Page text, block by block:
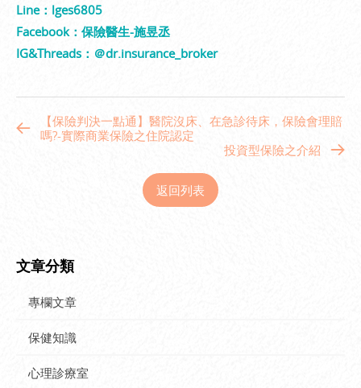
Line：lges6805
Facebook：保險醫生-施昱丞
IG&Threads：＠dr.insurance_broker
【保險判決一點通】醫院沒床、在急診待床，保險會理賠
嗎?-實際商業保險之住院認定
投資型保險之介紹
返回列表
文章分類
專欄文章
保健知識
心理診療室